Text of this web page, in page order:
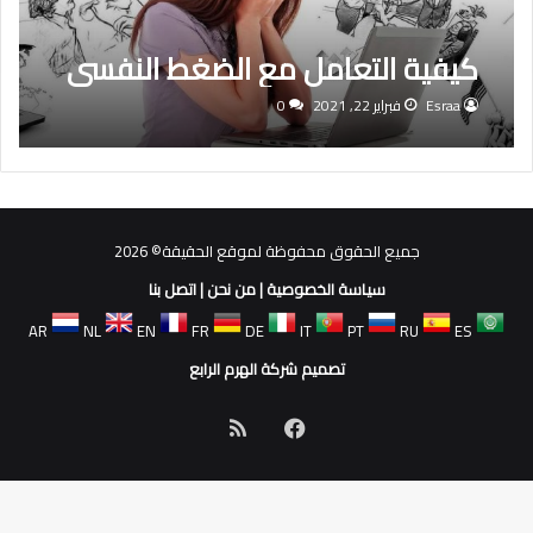
كيفية التعامل مع الضغط النفسي
Esraa فبراير 22, 2021 0
جميع الحقوق محفوظة لموقع الحقيقة© 2026
سياسة الخصوصية|من نحن|اتصل بنا
AR
NL EN FR DE IT PT RU
ES
تصميم شركة الهرم الرابع
فيسبوك
الموقع